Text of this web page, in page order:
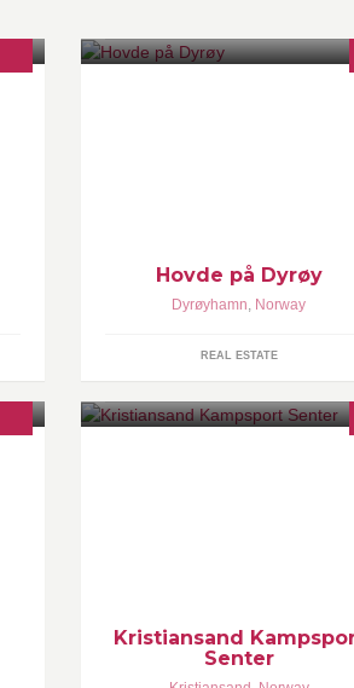
Hovde på Dyrøy
Dyrøyhamn, Norway
REAL ESTATE
Kristiansand
Senter